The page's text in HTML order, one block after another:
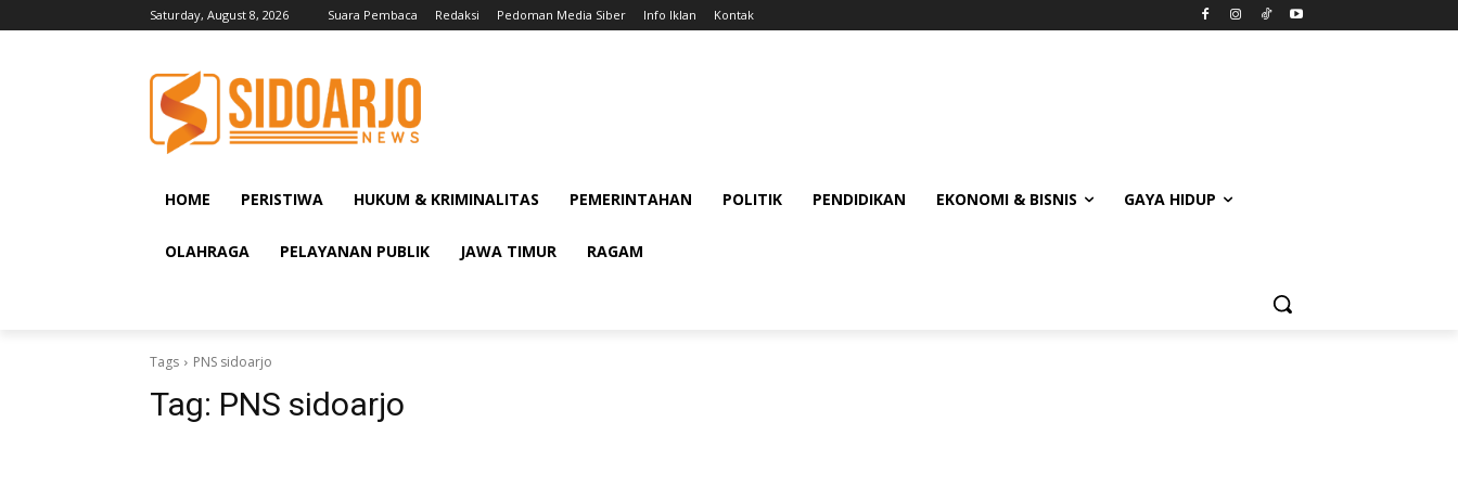
Saturday, August 8, 2026 Suara Pembaca Redaksi Pedoman Media Siber Info Iklan Kontak
HOME PERISTIWA HUKUM & KRIMINALITAS PEMERINTAHAN POLITIK PENDIDIKAN EKONOMI & BISNIS GAYA HIDUP
OLAHRAGA PELAYANAN PUBLIK JAWA TIMUR RAGAM
Tags PNS sidoarjo
Tag: PNS sidoarjo